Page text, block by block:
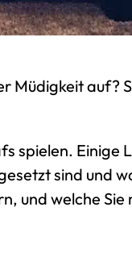
Müdigkeit auf?
spielen. Einige
sind und
und welche